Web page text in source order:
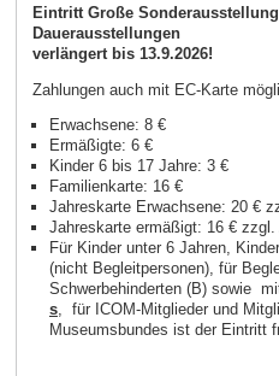
Eintritt Große
Dauerausstellungen
verlängert bis 13.9.2026!
Zahlungen auch mit EC-Karte
Erwachsene: 8 €
Ermäßigte: 6 €
Kinder 6 bis 17 Jahre: 3 €
Familienkarte: 16 €
Jahreskarte Erwachsene: 20 €
Jahreskarte ermäßigt: 16 €
Für Kinder unter 6 Jahren,
(nicht Begleitpersonen), für
Schwerbehinderten (B) sowie
s, für ICOM-Mitglieder und
Museumsbundes ist der Eintritt